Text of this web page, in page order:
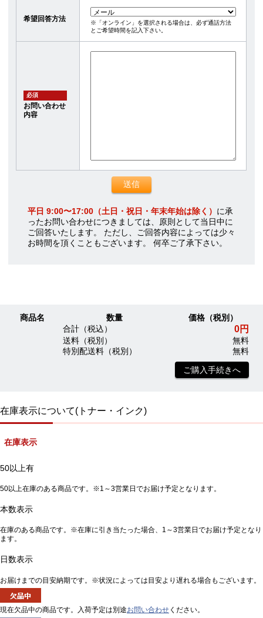
希望回答方法
※「オンライン」を選択される場合は、必ず通話方法
とご希望時間を記入下さい。
必須
お問い合わせ
内容
平日 9:00〜17:00（土日・祝日・年末年始は除く） に承
ったお問い合わせにつきましては、原則として当日中に
ご回答いたします。 ただし、ご回答内容によっては少々
お時間を頂くこともございます。 何卒ご了承下さい。
商品名 数量
価格（税別）
合計（税込）
0円
送料（税別）
無料
特別配送料（税別）
無料
ご購入手続きへ
在庫表示について(トナー・インク)
在庫表示
50以上有
50以上在庫のある商品です。※1～3営業日でお届け予定となります。
本数表示
在庫のある商品です。※在庫に引き当たった場合、1～3営業日でお届け予定となり
ます。
日数表示
お届けまでの目安納期です。※状況によっては目安より遅れる場合もございます。
現在欠品中の商品です。入荷予定は別途お問い合わせ ください。